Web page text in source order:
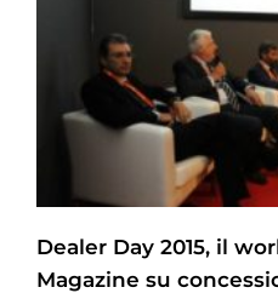
Dealer Day 2015, il
Magazine su